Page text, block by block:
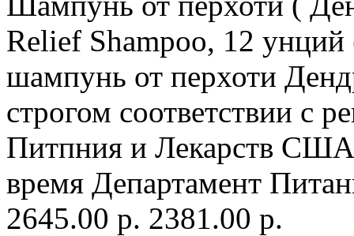
Relief Shampoo, 12
шампунь от перхоти
строгом соответствии с
Питпния и Лекарств
время Департамент
2645.00 р. 2381.00 р.